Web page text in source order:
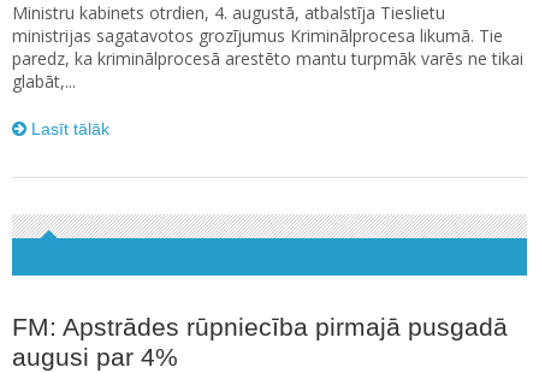
Ministru kabinets otrdien, 4. augustā, atbalstīja Tieslietu
ministrijas sagatavotos grozījumus Kriminālprocesa likumā. Tie
paredz, ka kriminālprocesā arestēto mantu turpmāk varēs ne tikai
glabāt,...
Lasīt tālāk
FM: Apstrādes rūpniecība pirmajā pusgadā
augusi par 4%